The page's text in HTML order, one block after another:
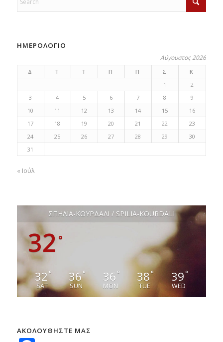
ΗΜΕΡΟΛΟΓΙΟ
Αύγουστος 2026
Δ Τ Τ Π Π Σ
Κ
1
2
3
4 5 6 7 8
9
10
11 12 13 14 15
16
17
18 19 20 21 22
23
24
25 26 27 28 29
30
31
« Ιούλ
ΣΠΗΛΙΑ-ΚΟΥΡΔΑΛΙ / SPILIA-KOURDALI
32 °
32°
SAT
36°
SUN
36 °
MON
38°
TUE
39°
WED
ΑΚΟΛΟΥΘΗΣΤΕ ΜΑΣ